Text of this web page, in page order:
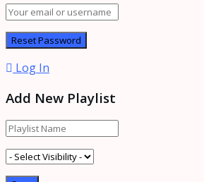
Log In
Add New Playlist